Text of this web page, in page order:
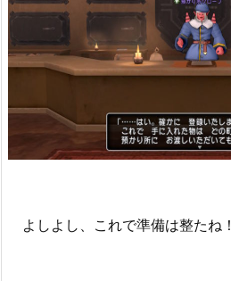
よしよし、これで準備は整たね！